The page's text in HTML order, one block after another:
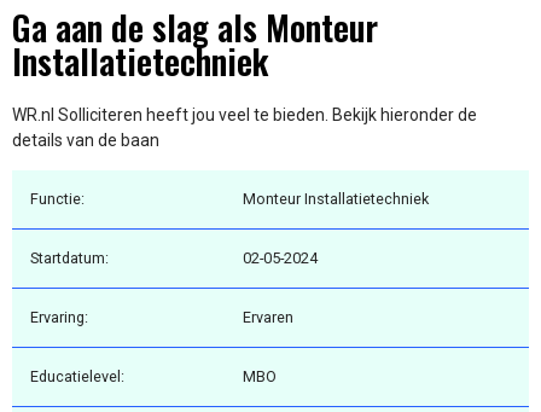
Ga aan de slag als Monteur
Installatietechniek
WR.nl Solliciteren heeft jou veel te bieden. Bekijk hieronder de
details van de baan
Functie: Monteur Installatietechniek
Startdatum: 02-05-2024
Ervaring: Ervaren
Educatielevel: MBO